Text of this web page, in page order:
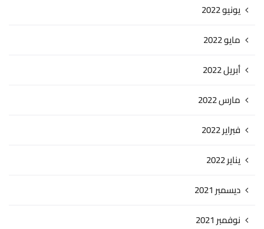
يونيو 2022
مايو 2022
أبريل 2022
مارس 2022
فبراير 2022
يناير 2022
ديسمبر 2021
نوفمبر 2021